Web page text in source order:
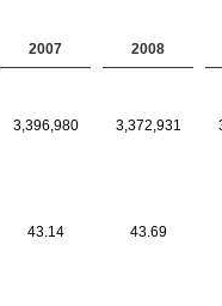
2007 2008
3,396,980 3,372,931
43.14 43.69